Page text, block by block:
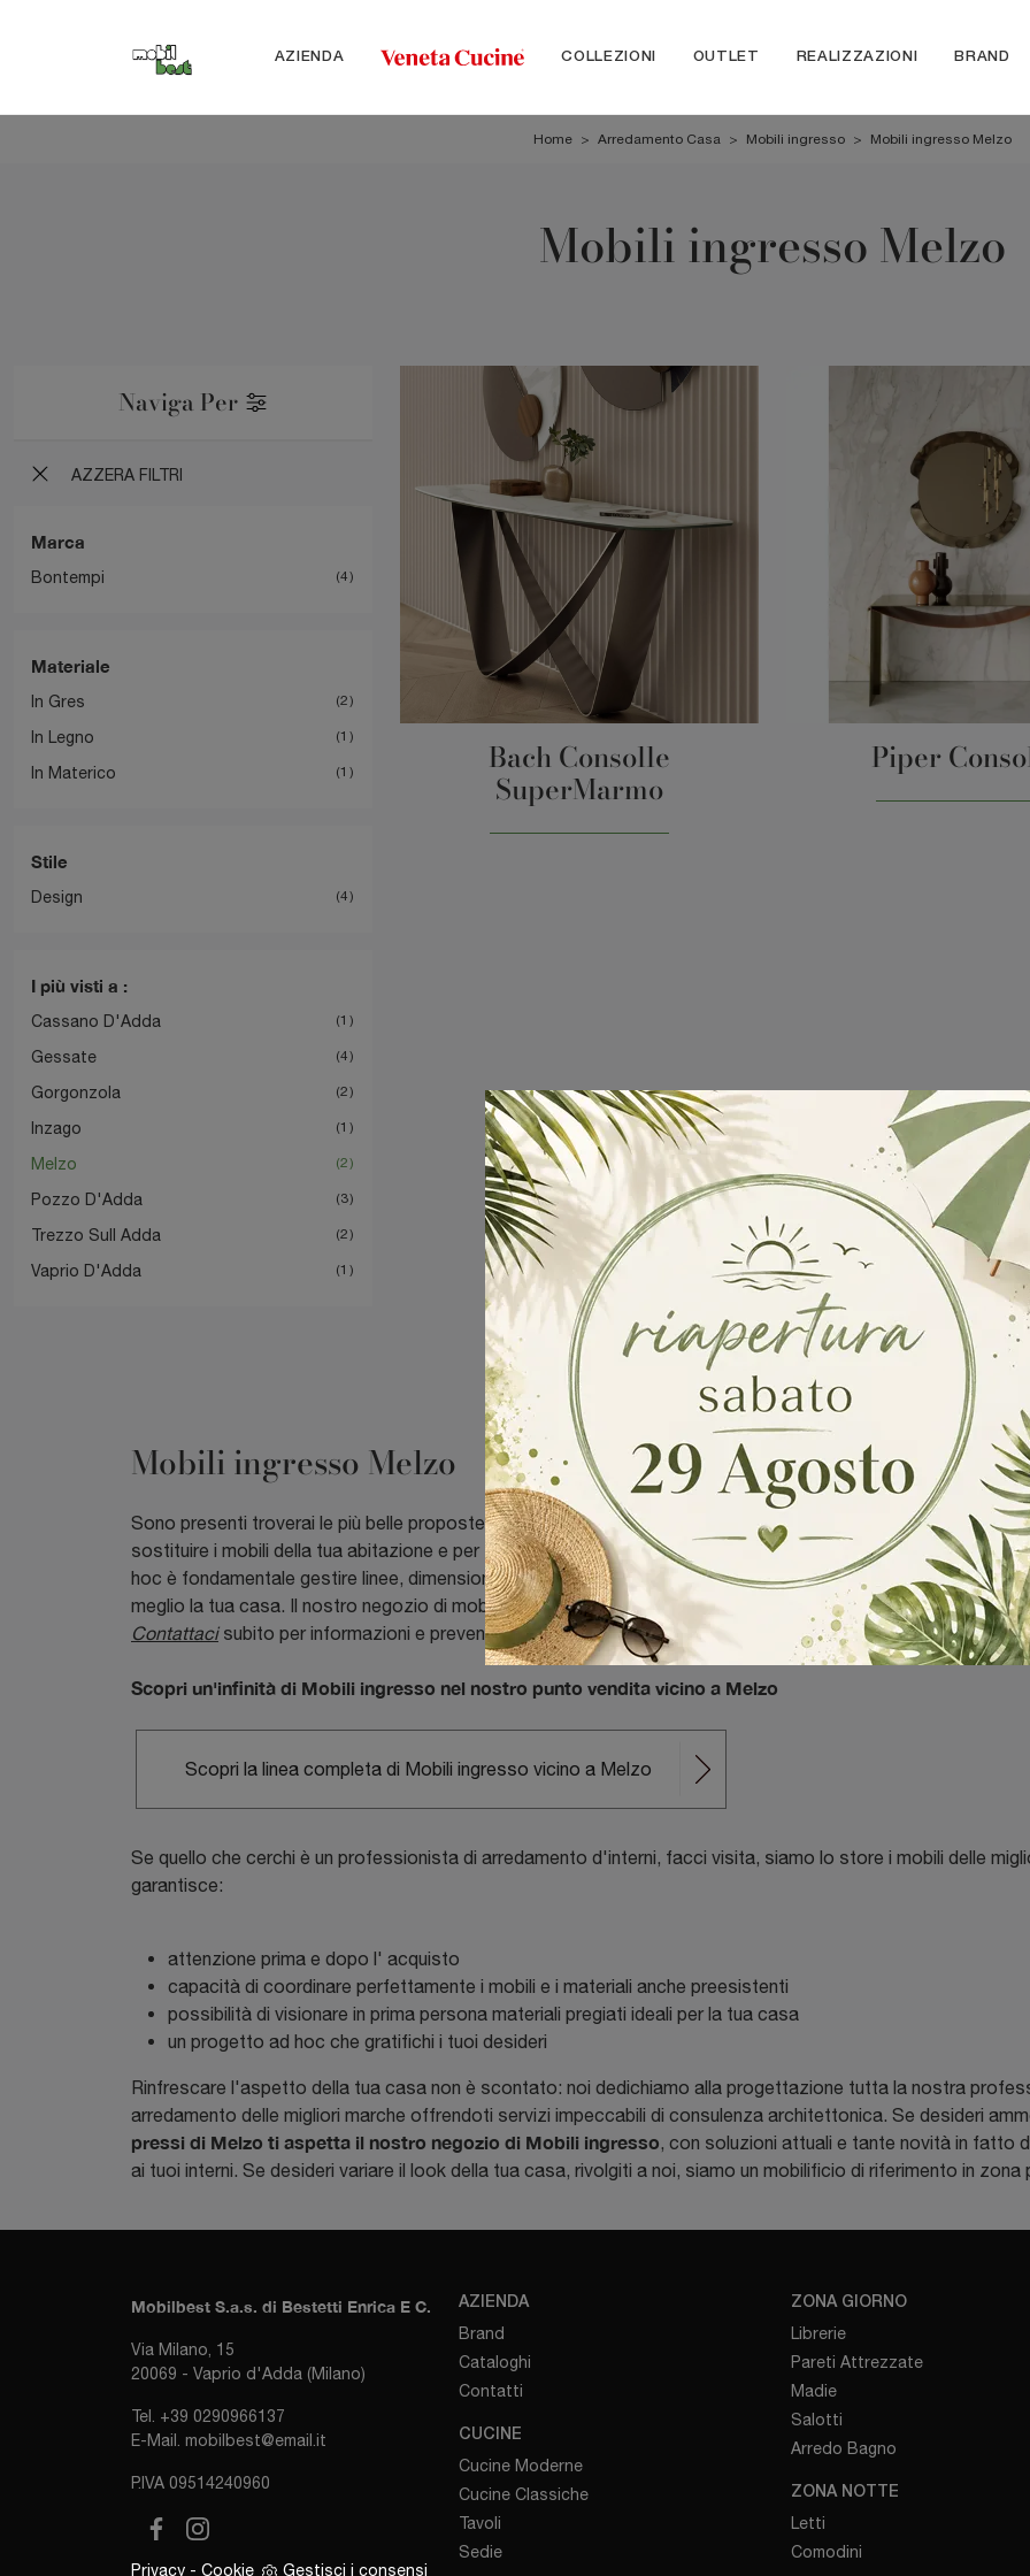
AZIENDA COLLEZIONI OUTLET REALIZZAZIONI BRAND
Home > Arredamento Casa > Mobili ingresso > Mobili ingresso Melzo
Mobili ingresso Melzo
Naviga Per
AZZERA FILTRI
Marca
Bontempi 4
Materiale
In Gres 2
In Legno 1
In Materico 1
Stile
Design 4
I più visti a :
Cassano D'Adda 1
Gessate 4
Gorgonzola 2
Inzago 1
Melzo 2
Pozzo D'Adda 3
Trezzo Sull Adda 2
Vaprio D'Adda 1
Bach Consolle
SuperMarmo
Piper
Mobili ingresso Melzo
Sono presenti troverai le più belle proposte di Mobili ingresso a due passi da casa tua: siamo esperti in
sostituire i mobili della tua abitazione e per sceglierli cerchi consulenti che ti assistano, entra da noi per
hoc è fondamentale gestire linee, dimensioni e ingombro dei mobili: se vuoi un esperto, rivolgiti al nostro
meglio la tua casa. Il nostro negozio di mobili in provincia di Milano ti garantisce il vantaggio di arredare la
Contattacisubito per informazioni e preventivi o vieni a conoscerci in negozio:
Scopri un'infinità di Mobili ingresso nel nostro punto vendita vicino a Melzo
Scopri la linea completa di Mobili ingresso vicino a Melzo
Se quello che cerchi è un professionista di arredamento d'interni, facci visita, siamo lo store i mobili delle
garantisce:
attenzione prima e dopo l' acquisto
capacità di coordinare perfettamente i mobili e i materiali anche preesistenti
possibilità di visionare in prima persona materiali pregiati ideali per la tua casa
un progetto ad hoc che gratifichi i tuoi desideri
Rinfrescare l'aspetto della tua casa non è scontato: noi dedichiamo alla progettazione tutta la nostra
arredamento delle migliori marche offrendoti servizi impeccabili di consulenza architettonica. Se desideri
pressi di Melzo ti aspetta il nostro negozio di Mobili ingresso , con soluzioni attuali e tante novità in
ai tuoi interni. Se desideri variare il look della tua casa, rivolgiti a noi, siamo un mobilificio di riferimento in
Mobilbest S.a.s. di Bestetti Enrica E C.
Via Milano, 15
20069 - Vaprio d'Adda (Milano)
Tel. +39 0290966137
E-Mail. mobilbest@email.it
P.IVA 09514240960
Privacy - Cookie Gestisci i consensi
AZIENDA
Brand
Cataloghi
Contatti
CUCINE
Cucine Moderne
Cucine Classiche
Tavoli
Sedie
ZONA GIORNO
Librerie
Pareti Attrezzate
Madie
Salotti
Arredo Bagno
ZONA NOTTE
Letti
Comodini